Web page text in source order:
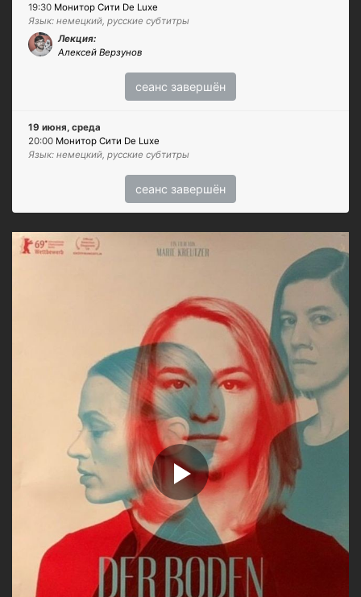
19:30 Монитор Сити De Luxe
Язык: немецкий, русские субтитры
Лекция:
Алексей Верзунов
сеанс завершён
19 июня, среда
20:00 Монитор Сити De Luxe
Язык: немецкий, русские субтитры
сеанс завершён